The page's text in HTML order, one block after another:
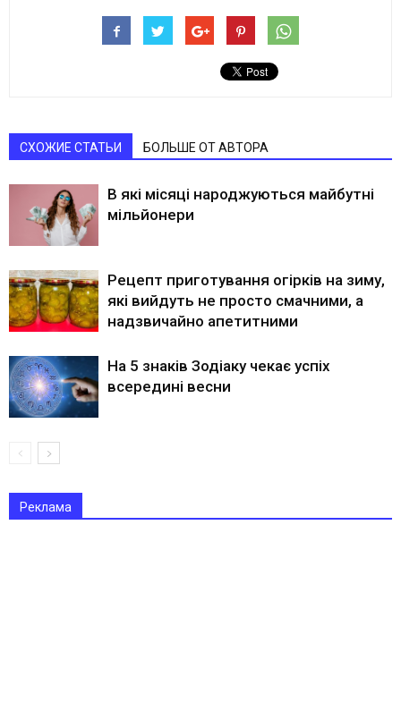
СХОЖИЕ СТАТЬИ БОЛЬШЕ ОТ АВТОРА
В які місяці народжуються майбутні
мільйонери
Рецепт приготування огірків на зиму,
які вийдуть не просто смачними, а
надзвичайно апетитними
На 5 знаків Зодіаку чекає успіх
всередині весни
Реклама